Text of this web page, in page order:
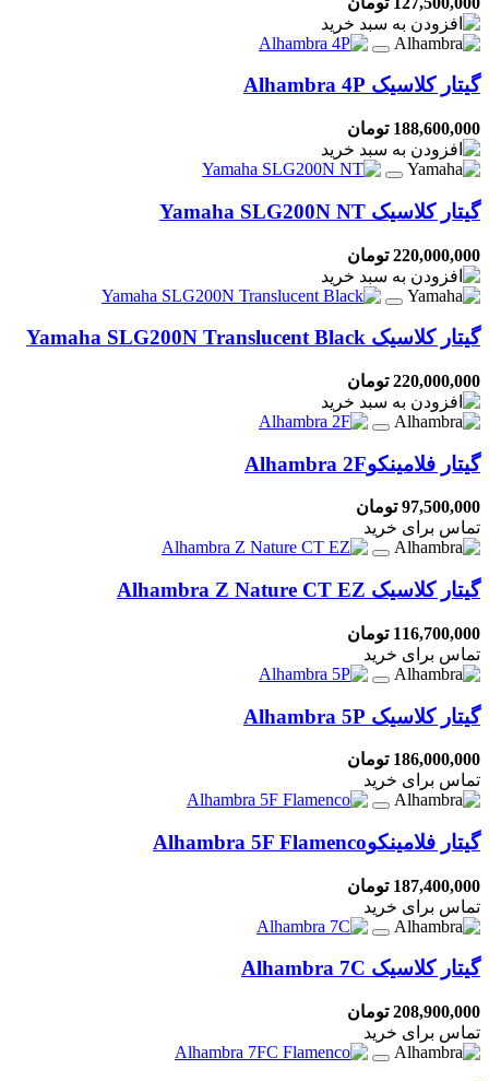
گیتار کلاسیک Alhambra 4P
188,600,000 تومان
گیتار کلاسیک Yamaha SLG200N NT
220,000,000 تومان
گیتار کلاسیک Yamaha SLG200N Translucent Black
220,000,000 تومان
گیتار فلامینکوAlhambra 2F
97,500,000 تومان
تماس برای خرید
گیتار کلاسیک Alhambra Z Nature CT EZ
116,700,000 تومان
تماس برای خرید
گیتار کلاسیک Alhambra 5P
186,000,000 تومان
تماس برای خرید
گیتار فلامینکوAlhambra 5F Flamenco
187,400,000 تومان
تماس برای خرید
گیتار کلاسیک Alhambra 7C
208,900,000 تومان
تماس برای خرید